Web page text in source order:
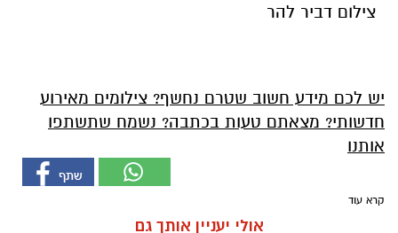
צילום דביר להר
יש לכם מידע חשוב שטרם נחשף? צילומים מאירוע
חדשותי? מצאתם טעות בכתבה? נשמח שתשתפו
אותנו
קרא עוד
אולי יעניין אותך גם